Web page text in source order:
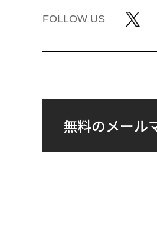
FOLLOW US
無料のメール